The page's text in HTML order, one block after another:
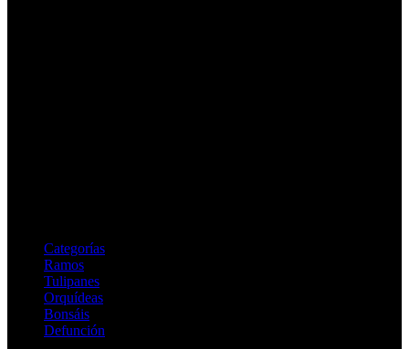
Categorías
Ramos
Tulipanes
Orquídeas
Bonsáis
Defunción